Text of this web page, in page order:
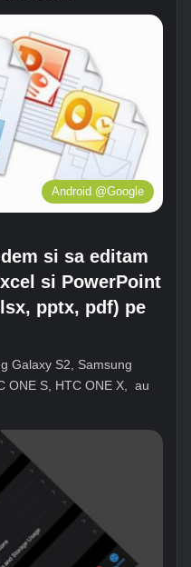
Android @Google
si sa editam
si PowerPoint
pptx, pdf) pe
Galaxy S2, Samsung
ONE S, HTC ONE X, au